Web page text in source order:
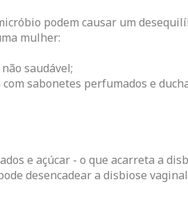
podem causar um
mulher:
saudável;
sabonetes perfumados e
e açúcar - o que acarreta a
desencadear a disbiose